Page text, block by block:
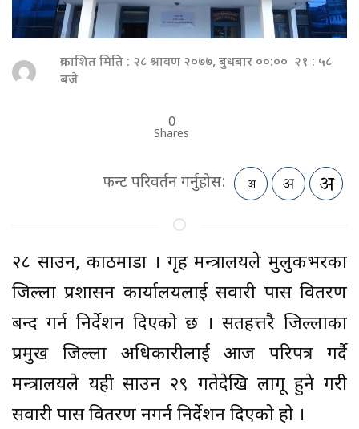
प्रकाशित मिति : २८ श्रावण २०७७, बुधबार ००:०० २१ : ५८
बजे
0
Shares
फन्ट परिवर्तन गर्नुहोस:
२८ साउन, काठमाडौं । गृह मन्त्रालयले मुलुकभरका
जिल्ला प्रशासन कार्यालयलाई सवारी पास वितरण
बन्द गर्न निर्देशन दिएको छ । सतहत्तरै जिल्लाका
प्रमुख जिल्ला अधिकारीलाई आज परिपत्र गर्दै
मन्त्रालयले यही साउन २९ गतेदेखि लागू हुने गरी
सवारी पास वितरण नगर्न निर्देशन दिएको हो ।